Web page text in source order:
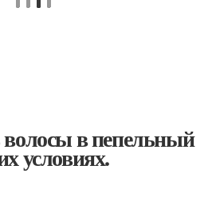
в пепельный
условиях.